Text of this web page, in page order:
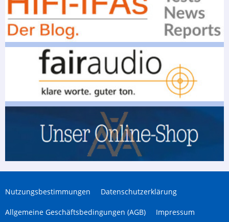
Nutzungsbestimmungen Datenschutzerklärung
Allgemeine Geschäftsbedingungen (AGB) Impressum